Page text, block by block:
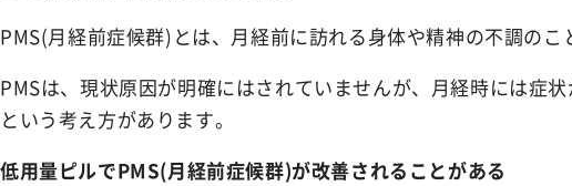
SHOPPING GUIDE
FAQ
PMS(月経前症候群)とは、月経前に訪れる身体や精神の不調のこ
PMSは、現状原因が明確にはされていませんが、月経時には症
という考え方があります。
低用量ピルでPMS(月経前症候群)が改善されることがある